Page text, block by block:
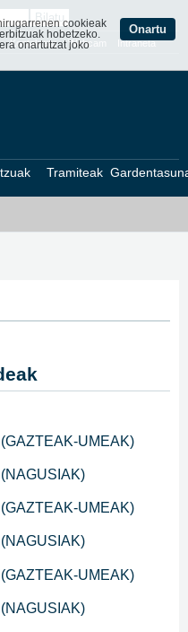
Kontaktatu Webcam Intraneta
Tramiteak
UMEAK)
UMEAK)
UMEAK)
Onartu
cookieak
hobetzeko.
onartutzat joko